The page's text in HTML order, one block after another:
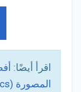
اقرأ أيضًا:
المصورة (Comics) للأطفال للاندرويد والايفون